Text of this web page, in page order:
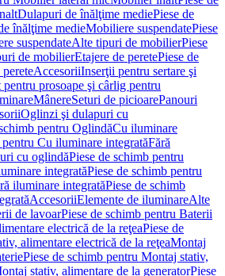
Dulapuri de înălţime mediePiese de
înălţime medieMobiliere suspendatePiese
suspendateAlte tipuri de mobilierPiese
de mobilierEtajere de peretePiese de
AccesoriiInserţii pentru sertare şi
pentru prosoape şi cârlig pentru
MânereSeturi de picioarePanouri
Oglinzi şi dulapuri cu
pentru OglindăCu iluminare
Cu iluminare integratăFără
cu oglindăPiese de schimb pentru
integratăPiese de schimb pentru
iluminare integratăPiese de schimb
AccesoriiElemente de iluminareAlte
de lavoarPiese de schimb pentru Baterii
electrică de la reţeaPiese de
alimentare electrică de la reţeaMontaj
Piese de schimb pentru Montaj stativ,
stativ, alimentare de la generatorPiese